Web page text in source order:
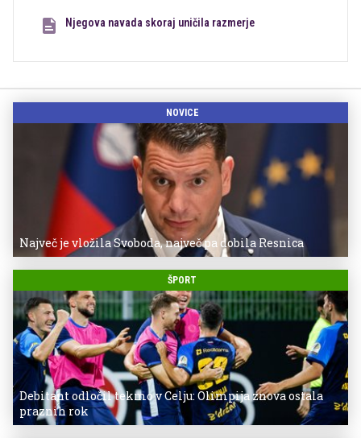
Njegova navada skoraj uničila razmerje
NOVICE
Največ je vložila Svoboda, največ pa dobila Resnica
ŠPORT
Debitant odločil tekmo v Celju: Olimpija znova ostala
praznih rok